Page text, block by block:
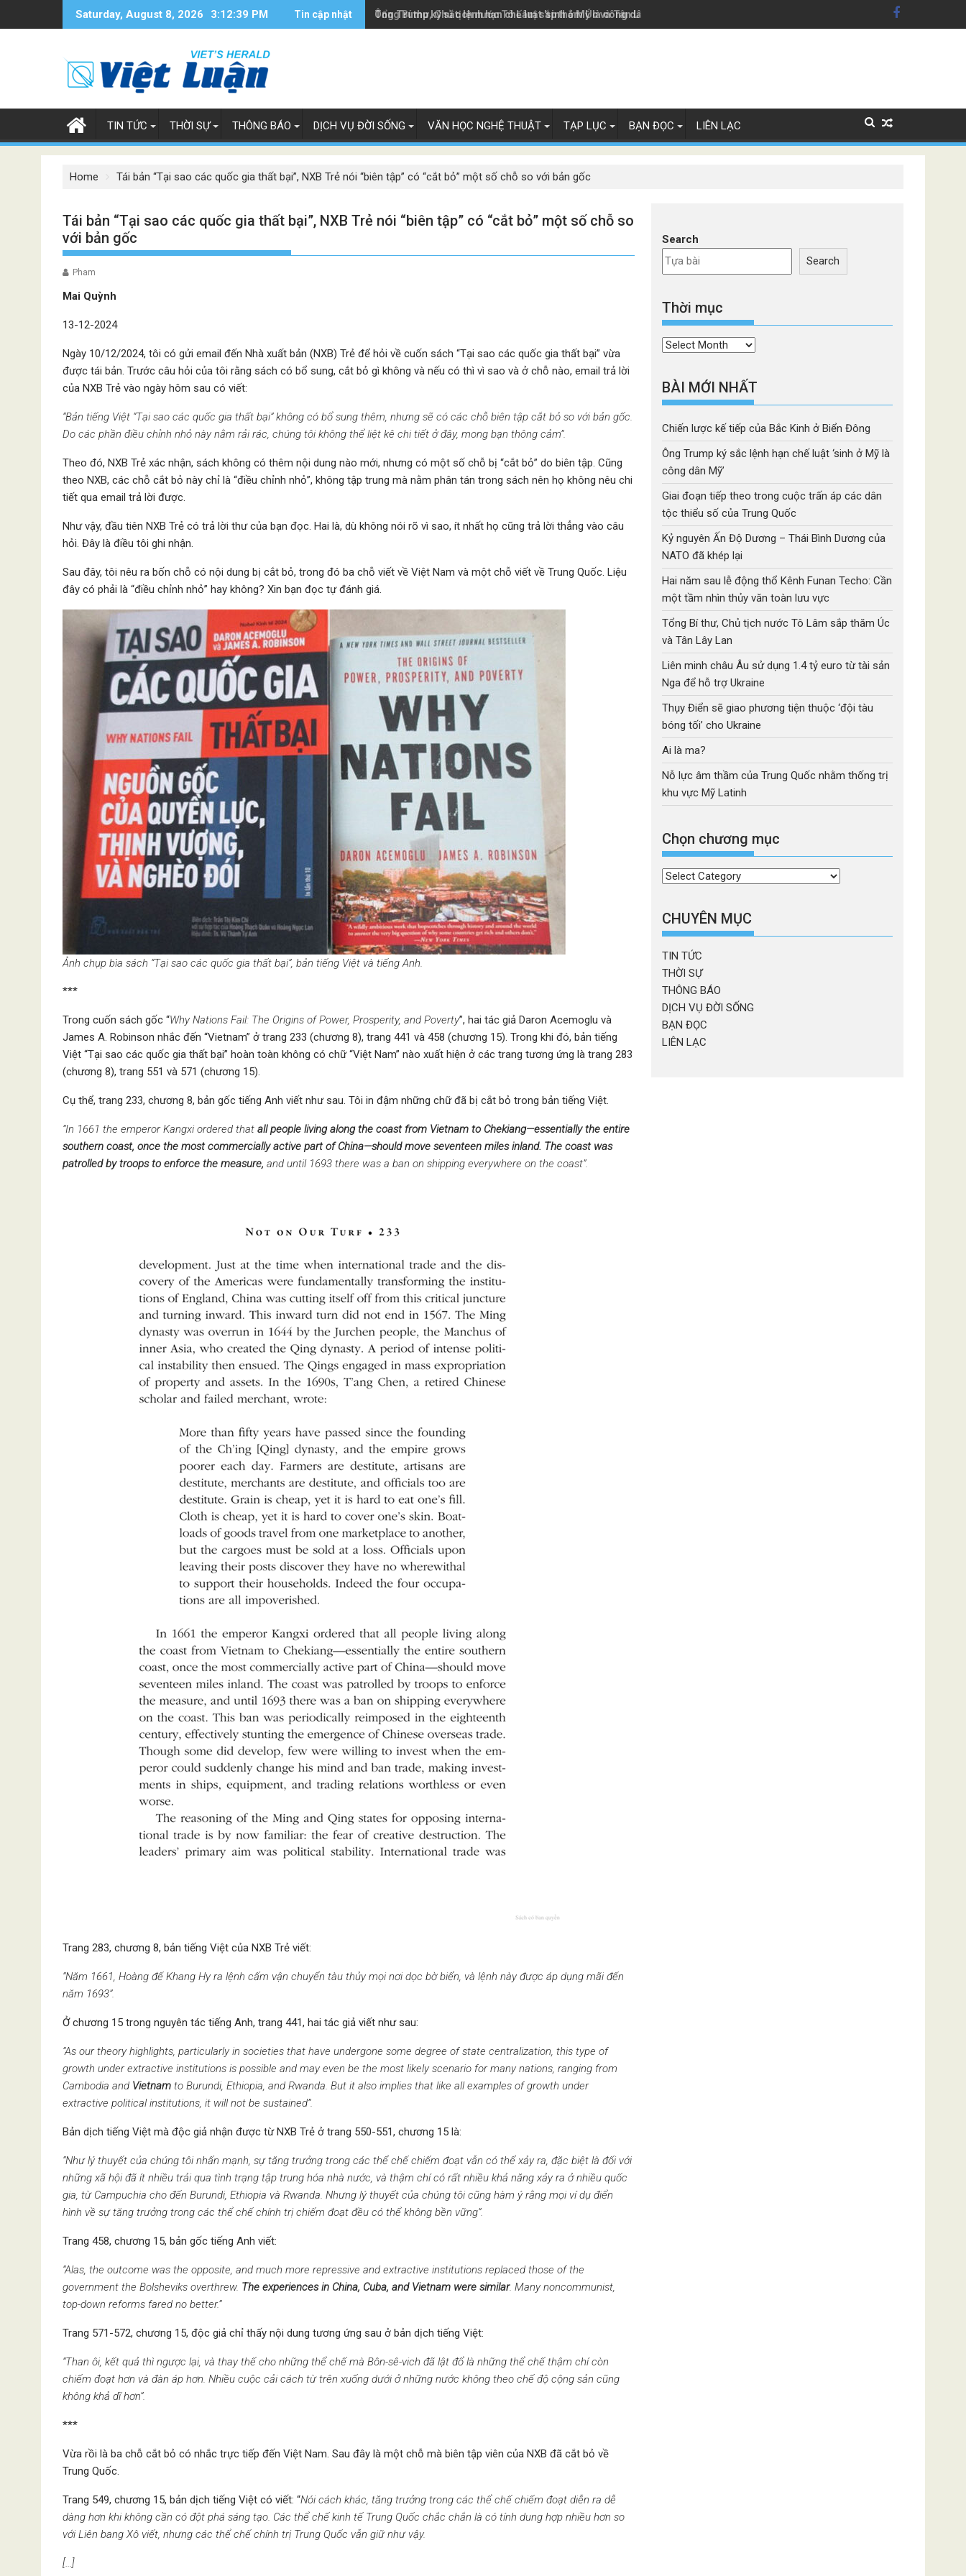
Saturday, August 8, 2026 3:12:41 PM Tin cập nhật Ông Trump ký sắc lệnh hạn chế luật 'sinh ở Mỹ là công dân Mỹ'
Tổng Bí thư, Chủ tịch nước Tô Lâm sắp thăm Úc và Tân Lây Lan
TIN TỨC THỜI SỰ THÔNG BÁO DỊCH VỤ ĐỜI SỐNG VĂN HỌC NGHỆ THUẬT TẠP LỤC BẠN ĐỌC LIÊN LẠC
Home Tái bản “Tại sao các quốc gia thất bại”, NXB Trẻ nói “biên tập” có “cắt bỏ” một số chỗ so với bản gốc
Tái bản “Tại sao các quốc gia thất bại”, NXB Trẻ nói “biên tập” có “cắt bỏ” một số chỗ so
với bản gốc
Pham
Mai Quỳnh
13-12-2024
Ngày 10/12/2024, tôi có gửi email đến Nhà xuất bản (NXB) Trẻ để hỏi về cuốn sách “Tại sao các quốc gia thất bại” vừa
được tái bản. Trước câu hỏi của tôi rằng sách có bổ sung, cắt bỏ gì không và nếu có thì vì sao và ở chỗ nào, email trả lời
của NXB Trẻ vào ngày hôm sau có viết:
“Bản tiếng Việt “Tại sao các quốc gia thất bại” không có bổ sung thêm, nhưng sẽ có các chỗ biên tập cắt bỏ so với bản gốc.
Do các phần điều chỉnh nhỏ này nằm rải rác, chúng tôi không thể liệt kê chi tiết ở đây, mong bạn thông cảm”.
Theo đó, NXB Trẻ xác nhận, sách không có thêm nội dung nào mới, nhưng có một số chỗ bị “cắt bỏ” do biên tập. Cũng
theo NXB, các chỗ cắt bỏ này chỉ là “điều chỉnh nhỏ”, không tập trung mà nằm phân tán trong sách nên họ không nêu chi
tiết qua email trả lời được.
Như vậy, đầu tiên NXB Trẻ có trả lời thư của bạn đọc. Hai là, dù không nói rõ vì sao, ít nhất họ cũng trả lời thẳng vào câu
hỏi. Đây là điều tôi ghi nhận.
Sau đây, tôi nêu ra bốn chỗ có nội dung bị cắt bỏ, trong đó ba chỗ viết về Việt Nam và một chỗ viết về Trung Quốc. Liệu
đây có phải là “điều chỉnh nhỏ” hay không? Xin bạn đọc tự đánh giá.
Ảnh chụp bìa sách “Tại sao các quốc gia thất bại”, bản tiếng Việt và tiếng Anh.
***
Trong cuốn sách gốc “Why Nations Fail: The Origins of Power, Prosperity, and Poverty”, hai tác giả Daron Acemoglu và
James A. Robinson nhắc đến “Vietnam” ở trang 233 (chương 8), trang 441 và 458 (chương 15). Trong khi đó, bản tiếng
Việt “Tại sao các quốc gia thất bại” hoàn toàn không có chữ “Việt Nam” nào xuất hiện ở các trang tương ứng là trang 283
(chương 8), trang 551 và 571 (chương 15).
Cụ thể, trang 233, chương 8, bản gốc tiếng Anh viết như sau. Tôi in đậm những chữ đã bị cắt bỏ trong bản tiếng Việt.
“In 1661 the emperor Kangxi ordered that all people living along the coast from Vietnam to Chekiang—essentially the entire
southern coast, once the most commercially active part of China—should move seventeen miles inland. The coast was
patrolled by troops to enforce the measure, and until 1693 there was a ban on shipping everywhere on the coast”.
Trang 283, chương 8, bản tiếng Việt của NXB Trẻ viết:
“Năm 1661, Hoàng đế Khang Hy ra lệnh cấm vận chuyển tàu thủy mọi nơi dọc bờ biển, và lệnh này được áp dụng mãi đến
năm 1693”.
Ở chương 15 trong nguyên tác tiếng Anh, trang 441, hai tác giả viết như sau:
“As our theory highlights, particularly in societies that have undergone some degree of state centralization, this type of
growth under extractive institutions is possible and may even be the most likely scenario for many nations, ranging from
Cambodia and Vietnam to Burundi, Ethiopia, and Rwanda. But it also implies that like all examples of growth under
extractive political institutions, it will not be sustained”.
Bản dịch tiếng Việt mà độc giả nhận được từ NXB Trẻ ở trang 550-551, chương 15 là:
“Như lý thuyết của chúng tôi nhấn mạnh, sự tăng trưởng trong các thể chế chiếm đoạt vẫn có thể xảy ra, đặc biệt là đối với
những xã hội đã ít nhiều trải qua tình trạng tập trung hóa nhà nước, và thậm chí có rất nhiều khả năng xảy ra ở nhiều quốc
gia, từ Campuchia cho đến Burundi, Ethiopia và Rwanda. Nhưng lý thuyết của chúng tôi cũng hàm ý rằng mọi ví dụ điển
hình về sự tăng trưởng trong các thể chế chính trị chiếm đoạt đều có thể không bền vững”.
Trang 458, chương 15, bản gốc tiếng Anh viết:
“Alas, the outcome was the opposite, and much more repressive and extractive institutions replaced those of the
government the Bolsheviks overthrew. The experiences in China, Cuba, and Vietnam were similar. Many noncommunist,
top-down reforms fared no better.”
Trang 571-572, chương 15, độc giả chỉ thấy nội dung tương ứng sau ở bản dịch tiếng Việt:
“Than ôi, kết quả thì ngược lại, và thay thế cho những thể chế mà Bôn-sê-vich đã lật đổ là những thể chế thậm chí còn
chiếm đoạt hơn và đàn áp hơn. Nhiều cuộc cải cách từ trên xuống dưới ở những nước không theo chế độ cộng sản cũng
không khả dĩ hơn”.
***
Vừa rồi là ba chỗ cắt bỏ có nhắc trực tiếp đến Việt Nam. Sau đây là một chỗ mà biên tập viên của NXB đã cắt bỏ về
Trung Quốc.
Trang 549, chương 15, bản dịch tiếng Việt có viết: “Nói cách khác, tăng trưởng trong các thể chế chiếm đoạt diễn ra dễ
dàng hơn khi không cần có đột phá sáng tạo. Các thể chế kinh tế Trung Quốc chắc chắn là có tính dung hợp nhiều hơn so
với Liên bang Xô viết, nhưng các thể chế chính trị Trung Quốc vẫn giữ như vậy.
[…]
Search
Search
Thời mục
Thời
BÀI MỚI NHẤT
Chiến lược kế tiếp của Bắc Kinh ở Biển Đông
Ông Trump ký sắc lệnh hạn chế luật ‘sinh ở Mỹ là
công dân Mỹ’
Giai đoạn tiếp theo trong cuộc trấn áp các dân
tộc thiểu số của Trung Quốc
Kỷ nguyên Ấn Độ Dương – Thái Bình Dương của
NATO đã khép lại
Hai năm sau lễ động thổ Kênh Funan Techo: Cần
một tầm nhìn thủy văn toàn lưu vực
Tổng Bí thư, Chủ tịch nước Tô Lâm sắp thăm Úc
và Tân Lây Lan
Liên minh châu Âu sử dụng 1.4 tỷ euro từ tài sản
Nga để hỗ trợ Ukraine
Thụy Điển sẽ giao phương tiện thuộc ‘đội tàu
bóng tối’ cho Ukraine
Ai là ma?
Nỗ lực âm thầm của Trung Quốc nhằm thống trị
khu vực Mỹ Latinh
Chọn chương mục
Chọn
mục
CHUYÊN MỤC
TIN TỨC
THỜI SỰ
THÔNG BÁO
DỊCH VỤ ĐỜI SỐNG
BẠN ĐỌC
LIÊN LẠC